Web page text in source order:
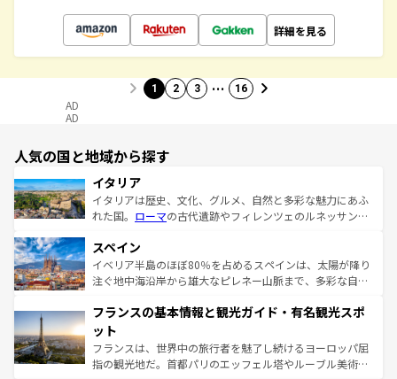
詳細を見る
1 2 3 … 16
AD
AD
人気の国と地域から探す
イタリア
イタリアは歴史、文化、グルメ、自然と多彩な魅力にあふ
れた国。 ローマの古代遺跡やフィレンツェのルネッサンス
ろん、トスカーナの美しい田園風景やアマルフィ海岸の絶
景など、自然景観も見逃せない。観光の合間には、本場の
ピザやパスタなど、絶品のイタリア料理を堪能することも
ませてくれるイタリアで、忘れられない旅をしてみよう！
なお、新着のイタリア情報は
しい。
スペイン
イベリア半島のほぼ80％を占めるスペインは、太陽が降り
注ぐ地中海沿岸から雄大なピレネー山脈まで、多彩な自然
文化が根付くこの国では、情熱的なフラメンコ、熱気あふ
れる闘牛、そして美味しいタパスが生活の一部となってい
る。首都マドリードの洗練された雰囲気や、バルセロナの
アートに溢れた街角から、地方では古代ローマ遺跡や中世
フランスの基本情報と観光ガイド・有名観光スポ
ット
フランスは、世界中の旅行者を魅了し続けるヨーロッパ屈
指の観光地だ。首都パリのエッフェル塔やルーブル美術館